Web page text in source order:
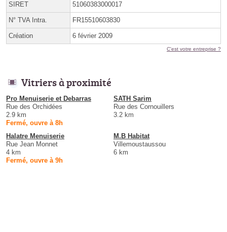
SIRET 51060383000017
N° TVA Intra. FR15510603830
Création 6 février 2009
C'est votre entreprise ?
Vitriers à proximité
Pro Menuiserie et Debarras
Rue des Orchidées
2.9 km
Fermé, ouvre à 8h
SATH Sarim
Rue des Cornouillers
3.2 km
Halatre Menuiserie
Rue Jean Monnet
4 km
Fermé, ouvre à 9h
M.B Habitat
Villemoustaussou
6 km